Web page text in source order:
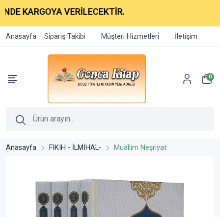
VERİLECEKTİR.
Anasayfa Sipariş Takibi Müşteri Hizmetleri İletişim
0
Anasayfa FIKIH - İLMİHAL- Muallim Neşriyat